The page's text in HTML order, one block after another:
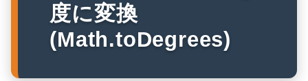
度に変換
(Math.toDegrees)